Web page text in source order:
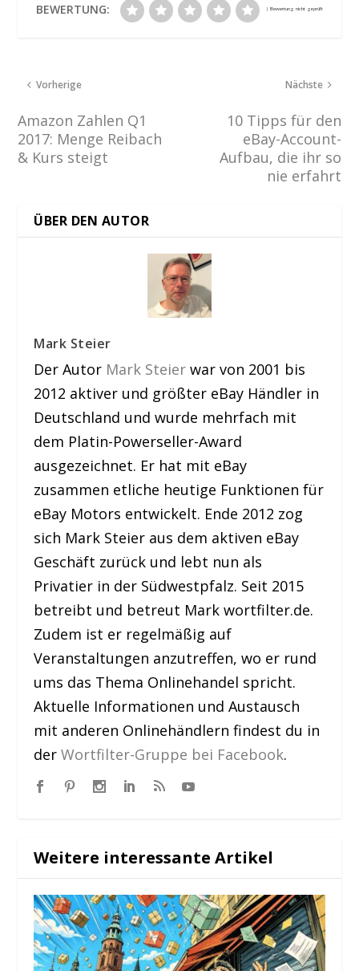
BEWERTUNG:
Vorherige
Amazon Zahlen Q1
2017: Menge Reibach
& Kurs steigt
Nächste
10 Tipps für den
eBay-Account-
Aufbau, die ihr so
nie erfahrt
ÜBER DEN AUTOR
Mark Steier
Der Autor Mark Steier war von 2001 bis
2012 aktiver und größter eBay Händler in
Deutschland und wurde mehrfach mit
dem Platin-Powerseller-Award
ausgezeichnet. Er hat mit eBay
zusammen etliche heutige Funktionen für
eBay Motors entwickelt. Ende 2012 zog
sich Mark Steier aus dem aktiven eBay
Geschäft zurück und lebt nun als
Privatier in der Südwestpfalz. Seit 2015
betreibt und betreut Mark wortfilter.de.
Zudem ist er regelmäßig auf
Veranstaltungen anzutreffen, wo er rund
ums das Thema Onlinehandel spricht.
Aktuelle Informationen und Austausch
mit anderen Onlinehändlern findest du in
derWortfilter-Gruppe bei Facebook.
Weitere interessante Artikel